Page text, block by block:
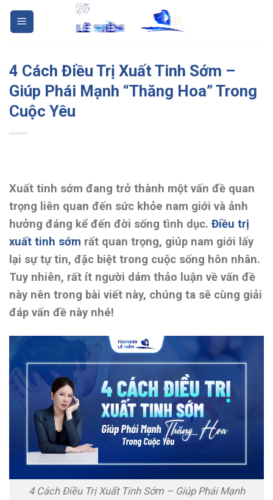
Skip
4 Cách Điều Trị Xuất Tinh Sớm –
Giúp Phái Mạnh “Thăng Hoa” Trong
Cuộc Yêu
Xuất tinh sớm đang trở thành một vấn đề quan
trọng liên quan đến sức khỏe nam giới và ảnh
hưởng đáng kể đến đời sống tình dục. Điều trị
xuất tinh sớm rất quan trọng, giúp nam giới lấy
lại sự tự tin, đặc biệt trong cuộc sống hôn nhân.
Tuy nhiên, rất ít người dám thảo luận về vấn đề
này nên trong bài viết này, chúng ta sẽ cùng giải
đáp vấn đề này nhé!
4 Cách Điều Trị Xuất Tinh Sớm – Giúp Phái Mạnh